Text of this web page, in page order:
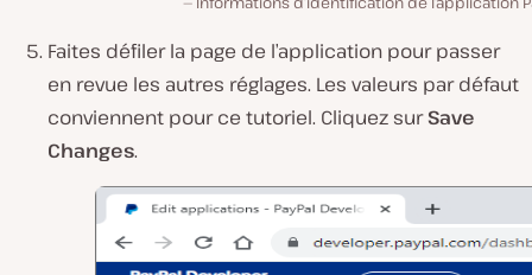
Faites défiler la page de l’application pour passer
en revue les autres réglages. Les valeurs par défaut
conviennent pour ce tutoriel. Cliquez surSave
Changes.